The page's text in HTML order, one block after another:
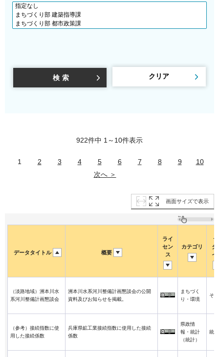
922件中 1～10件表示
1 2 3 4 5 6 7 8 9
10
次へ ＞
画面サイズで表示
データタイトル 概要
ライ
セン
ス
カテゴリ
タ
イ
（淡路地域）洲本川水
系河川整備計画懇談会
洲本川水系河川整備計画懇談会の公開
資料及びお知らせを掲載。
まちづく
り・環境
そ
（参考）接続指数に使
用した接続係数
兵庫県鉱工業接続指数に使用した接続
係数
県政情
報・統計
（統計）
統計